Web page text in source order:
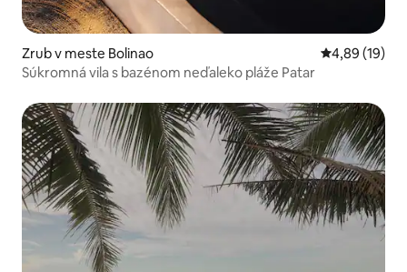
Zrub v meste Bolinao Priemerné
4,89 (19)
Súkromná vila s bazénom neďaleko pláže Patar